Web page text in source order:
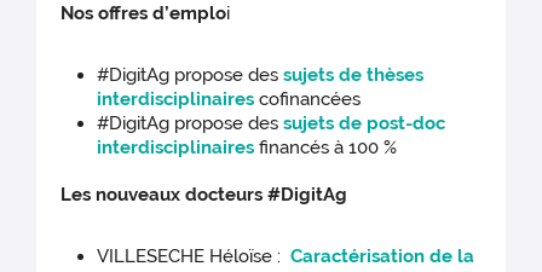
Nos offres d’emploi
#DigitAg propose dessujets de thèses
interdisciplinaires cofinancées
#DigitAg propose dessujets de post-doc
interdisciplinaires financés à 100 %
Les nouveaux docteurs #DigitAg
VILLESECHE Héloïse :Caractérisation de la